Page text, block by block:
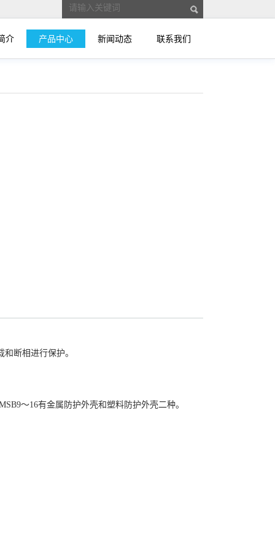
介 产品中心 新闻动态 联系我们
断相进行保护。
〜16有金属防护外壳和塑料防护外壳二种。